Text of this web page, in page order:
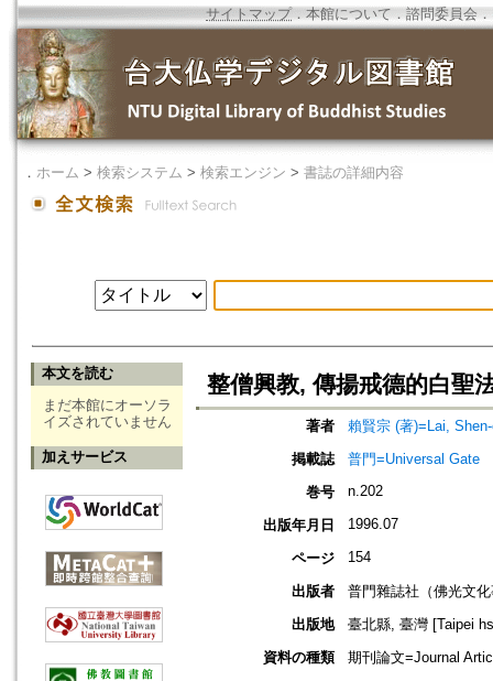
サイトマップ．本館について ． 諮問委員会 ．
． ホーム > 検索システム > 検索エンジン > 書誌の詳細内容
本文を読む
まだ本館にオーソラ
イズされていません
加えサービス
整僧興教, 傳揚戒德的白聖
著者
賴賢宗 (著)=Lai,
掲載誌
普門=Universal Gate
巻号
n.202
出版年月日 1996.07
ページ 154
出版者
普門雜誌社（佛光文
出版地
臺北縣, 臺灣 [Taipei
資料の種類
期刊論文=Journal